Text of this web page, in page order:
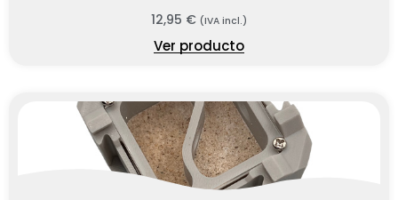
12,95 € (IVA incl.)
Ver producto